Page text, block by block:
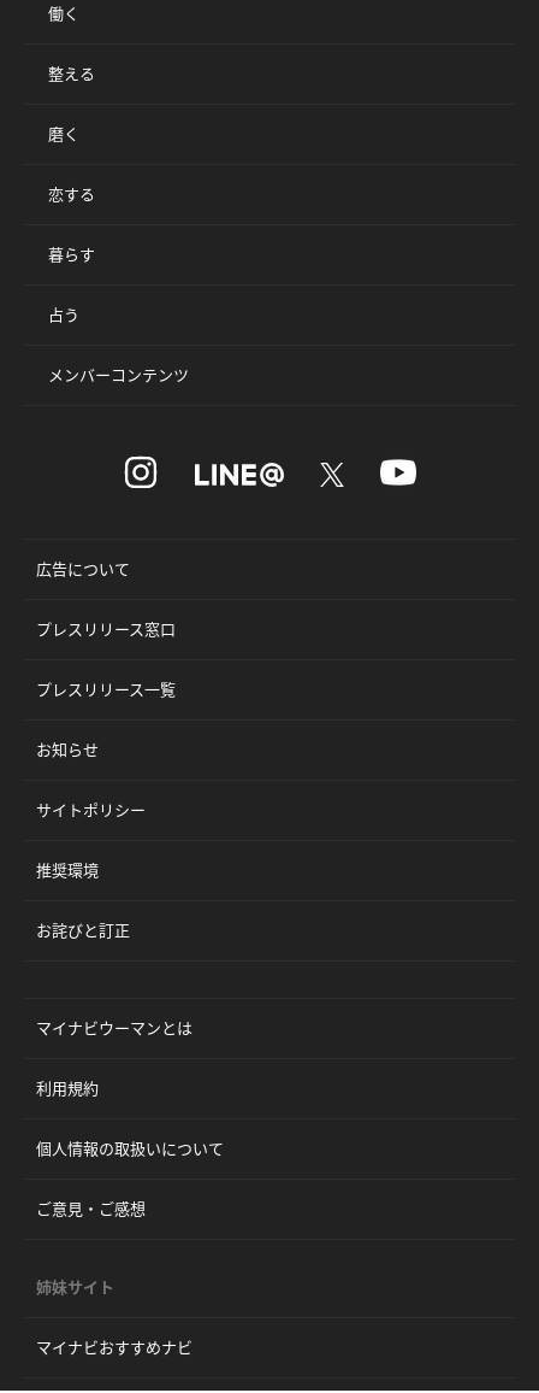
働く
整える
磨く
恋する
暮らす
占う
メンバーコンテンツ
広告について
プレスリリース窓口
プレスリリース一覧
お知らせ
サイトポリシー
推奨環境
お詫びと訂正
マイナビウーマンとは
利用規約
個人情報の取扱いについて
ご意見・ご感想
姉妹サイト
マイナビおすすめナビ